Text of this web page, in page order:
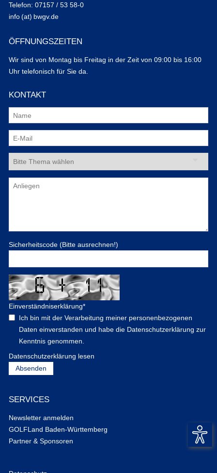
Telefon: 07157 / 53 58-0
info (at) bwgv.de
ÖFFNUNGSZEITEN
Wir sind von Montag bis Freitag in der Zeit von 09:00 bis 16:00
Uhr telefonisch für Sie da.
KONTAKT
Sicherheitscode (Bitte ausrechnen!)
Einverständniserklärung*
Ich bin mit der Verarbeitung meiner personenbezogenen
Daten einverstanden und habe die Datenschutzerklärung zur
Kenntnis genommen.
Datenschutzerklärung lesen
SERVICES
Newsletter anmelden
GOLFLand Baden-Württemberg
Partner & Sponsoren